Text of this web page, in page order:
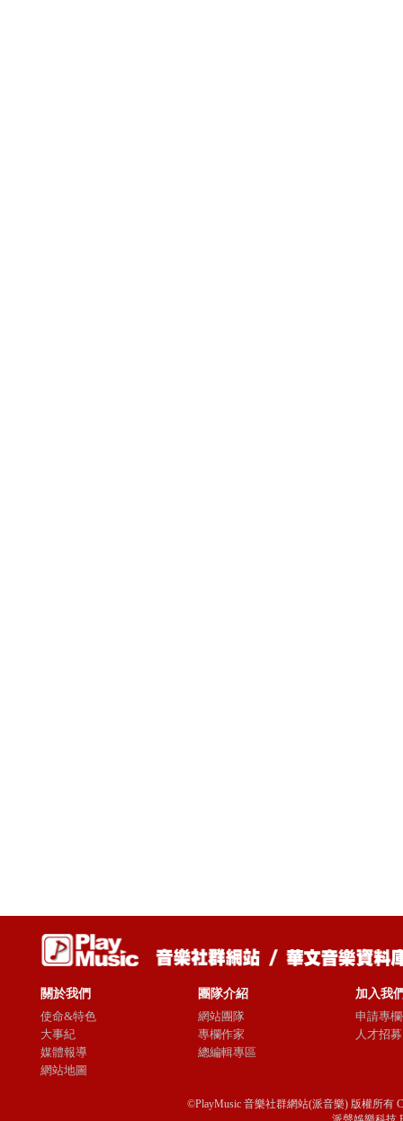
關於我們
使命&特色
大事紀
媒體報導
網站地圖
團隊介紹
網站團隊
專欄作家
總編輯專區
加入我
申請專
人才招募
©PlayMusic 音樂社群網站(派音樂) 版權所有